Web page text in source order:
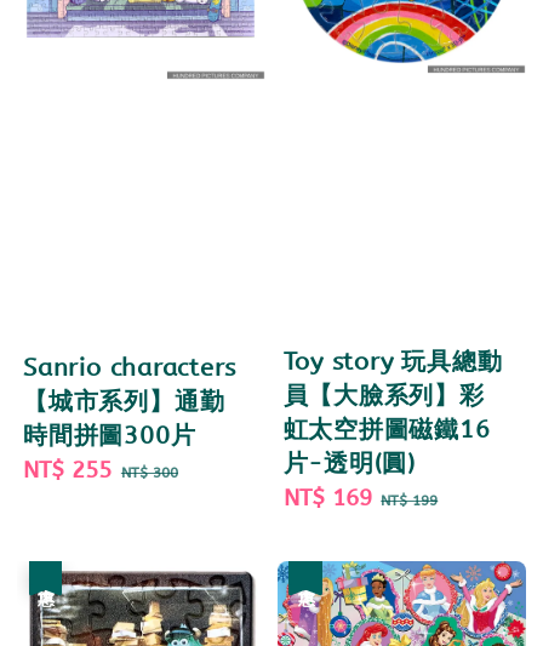
Sanrio characters
【城市系列】通勤
時間拼圖300片
Sale
NT$ 255 Regular
NT$ 300
Toy story 玩具總動
員【大臉系列】彩
虹太空拼圖磁鐵16
片-透明(圓)
Sale
NT$ 169 Regular
NT$ 199